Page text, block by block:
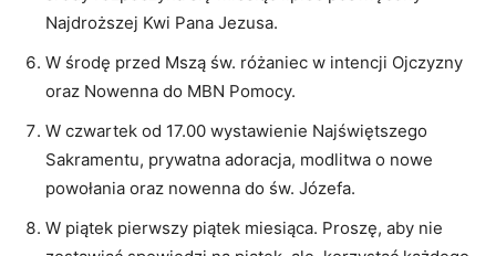
Najdroższej Kwi Pana Jezusa.
W środę przed Mszą św. różaniec w intencji Ojczyzny
oraz Nowenna do MBN Pomocy.
W czwartek od 17.00 wystawienie Najświętszego
Sakramentu, prywatna adoracja, modlitwa o nowe
powołania oraz nowenna do św. Józefa.
W piątek pierwszy piątek miesiąca. Proszę, aby nie